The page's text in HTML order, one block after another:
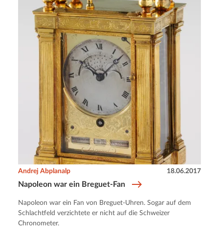
Napoleon war ein Breguet-Fan
Andrej Abplanalp 18.06.2017
Napoleon war ein Fan von Breguet-Uhren. Sogar auf dem
Schlachtfeld verzichtete er nicht auf die Schweizer
Chronometer.